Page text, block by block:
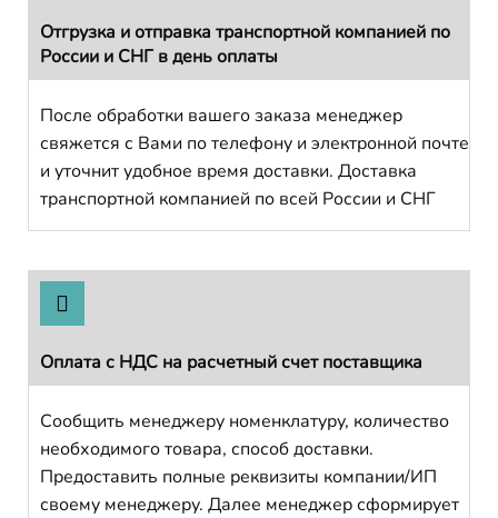
Отгрузка и отправка транспортной компанией по
России и СНГ в день оплаты
После обработки вашего заказа менеджер
свяжется с Вами по телефону и электронной почте
и уточнит удобное время доставки. Доставка
транспортной компанией по всей России и СНГ
Оплата с НДС на расчетный счет поставщика
Сообщить менеджеру номенклатуру, количество
необходимого товара, способ доставки.
Предоставить полные реквизиты компании/ИП
своему менеджеру. Далее менеджер сформирует